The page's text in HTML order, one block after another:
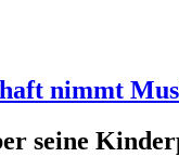
nimmt
seine